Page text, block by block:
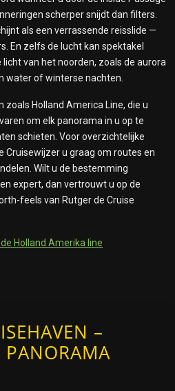
scherper snijdt dan filters.
als een verrassende reisslide —
En zelfs de lucht kan spektakel
van het noorden, zoals de aurora
water of winterse nachten.
zoals Holland America Line, die u
om elk panorama in u op te
schieten. Voor overzichtelijke
Cruisewijzer u graag om routes en
Wilt u de bestemming
expert, dan vertrouwt u op de
feels van Rutger de Cruise
Holland Amerika line
–
PANORAMA